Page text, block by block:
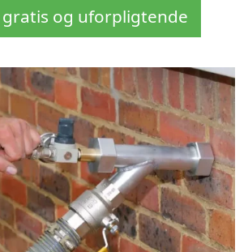
gratis og uforpligtende